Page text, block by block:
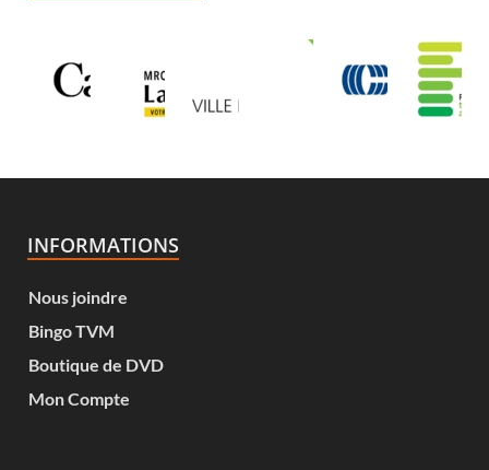
INFORMATIONS
Nous joindre
Bingo TVM
Boutique de DVD
Mon Compte